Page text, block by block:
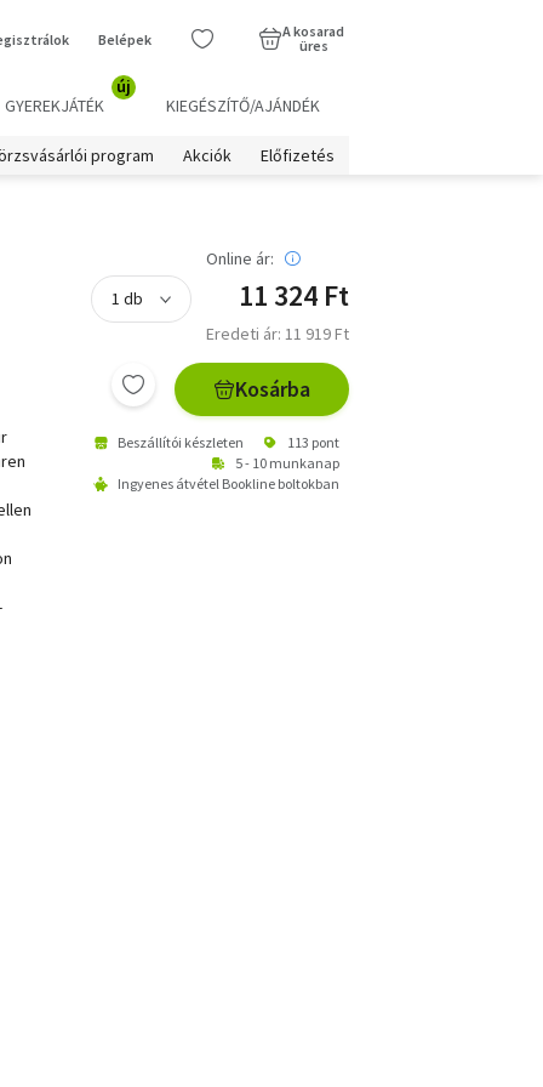
Belépek
A kosarad
üres
GYEREKJÁTÉK
új
KIEGÉSZÍTŐ/AJÁNDÉK
program Akciók Előfizetés
Online ár:
11 324 Ft
Eredeti ár: 11 919 Ft
Kosárba
Beszállítói készleten
113 pont
5 - 10 munkanap
Ingyenes átvétel Bookline boltokban